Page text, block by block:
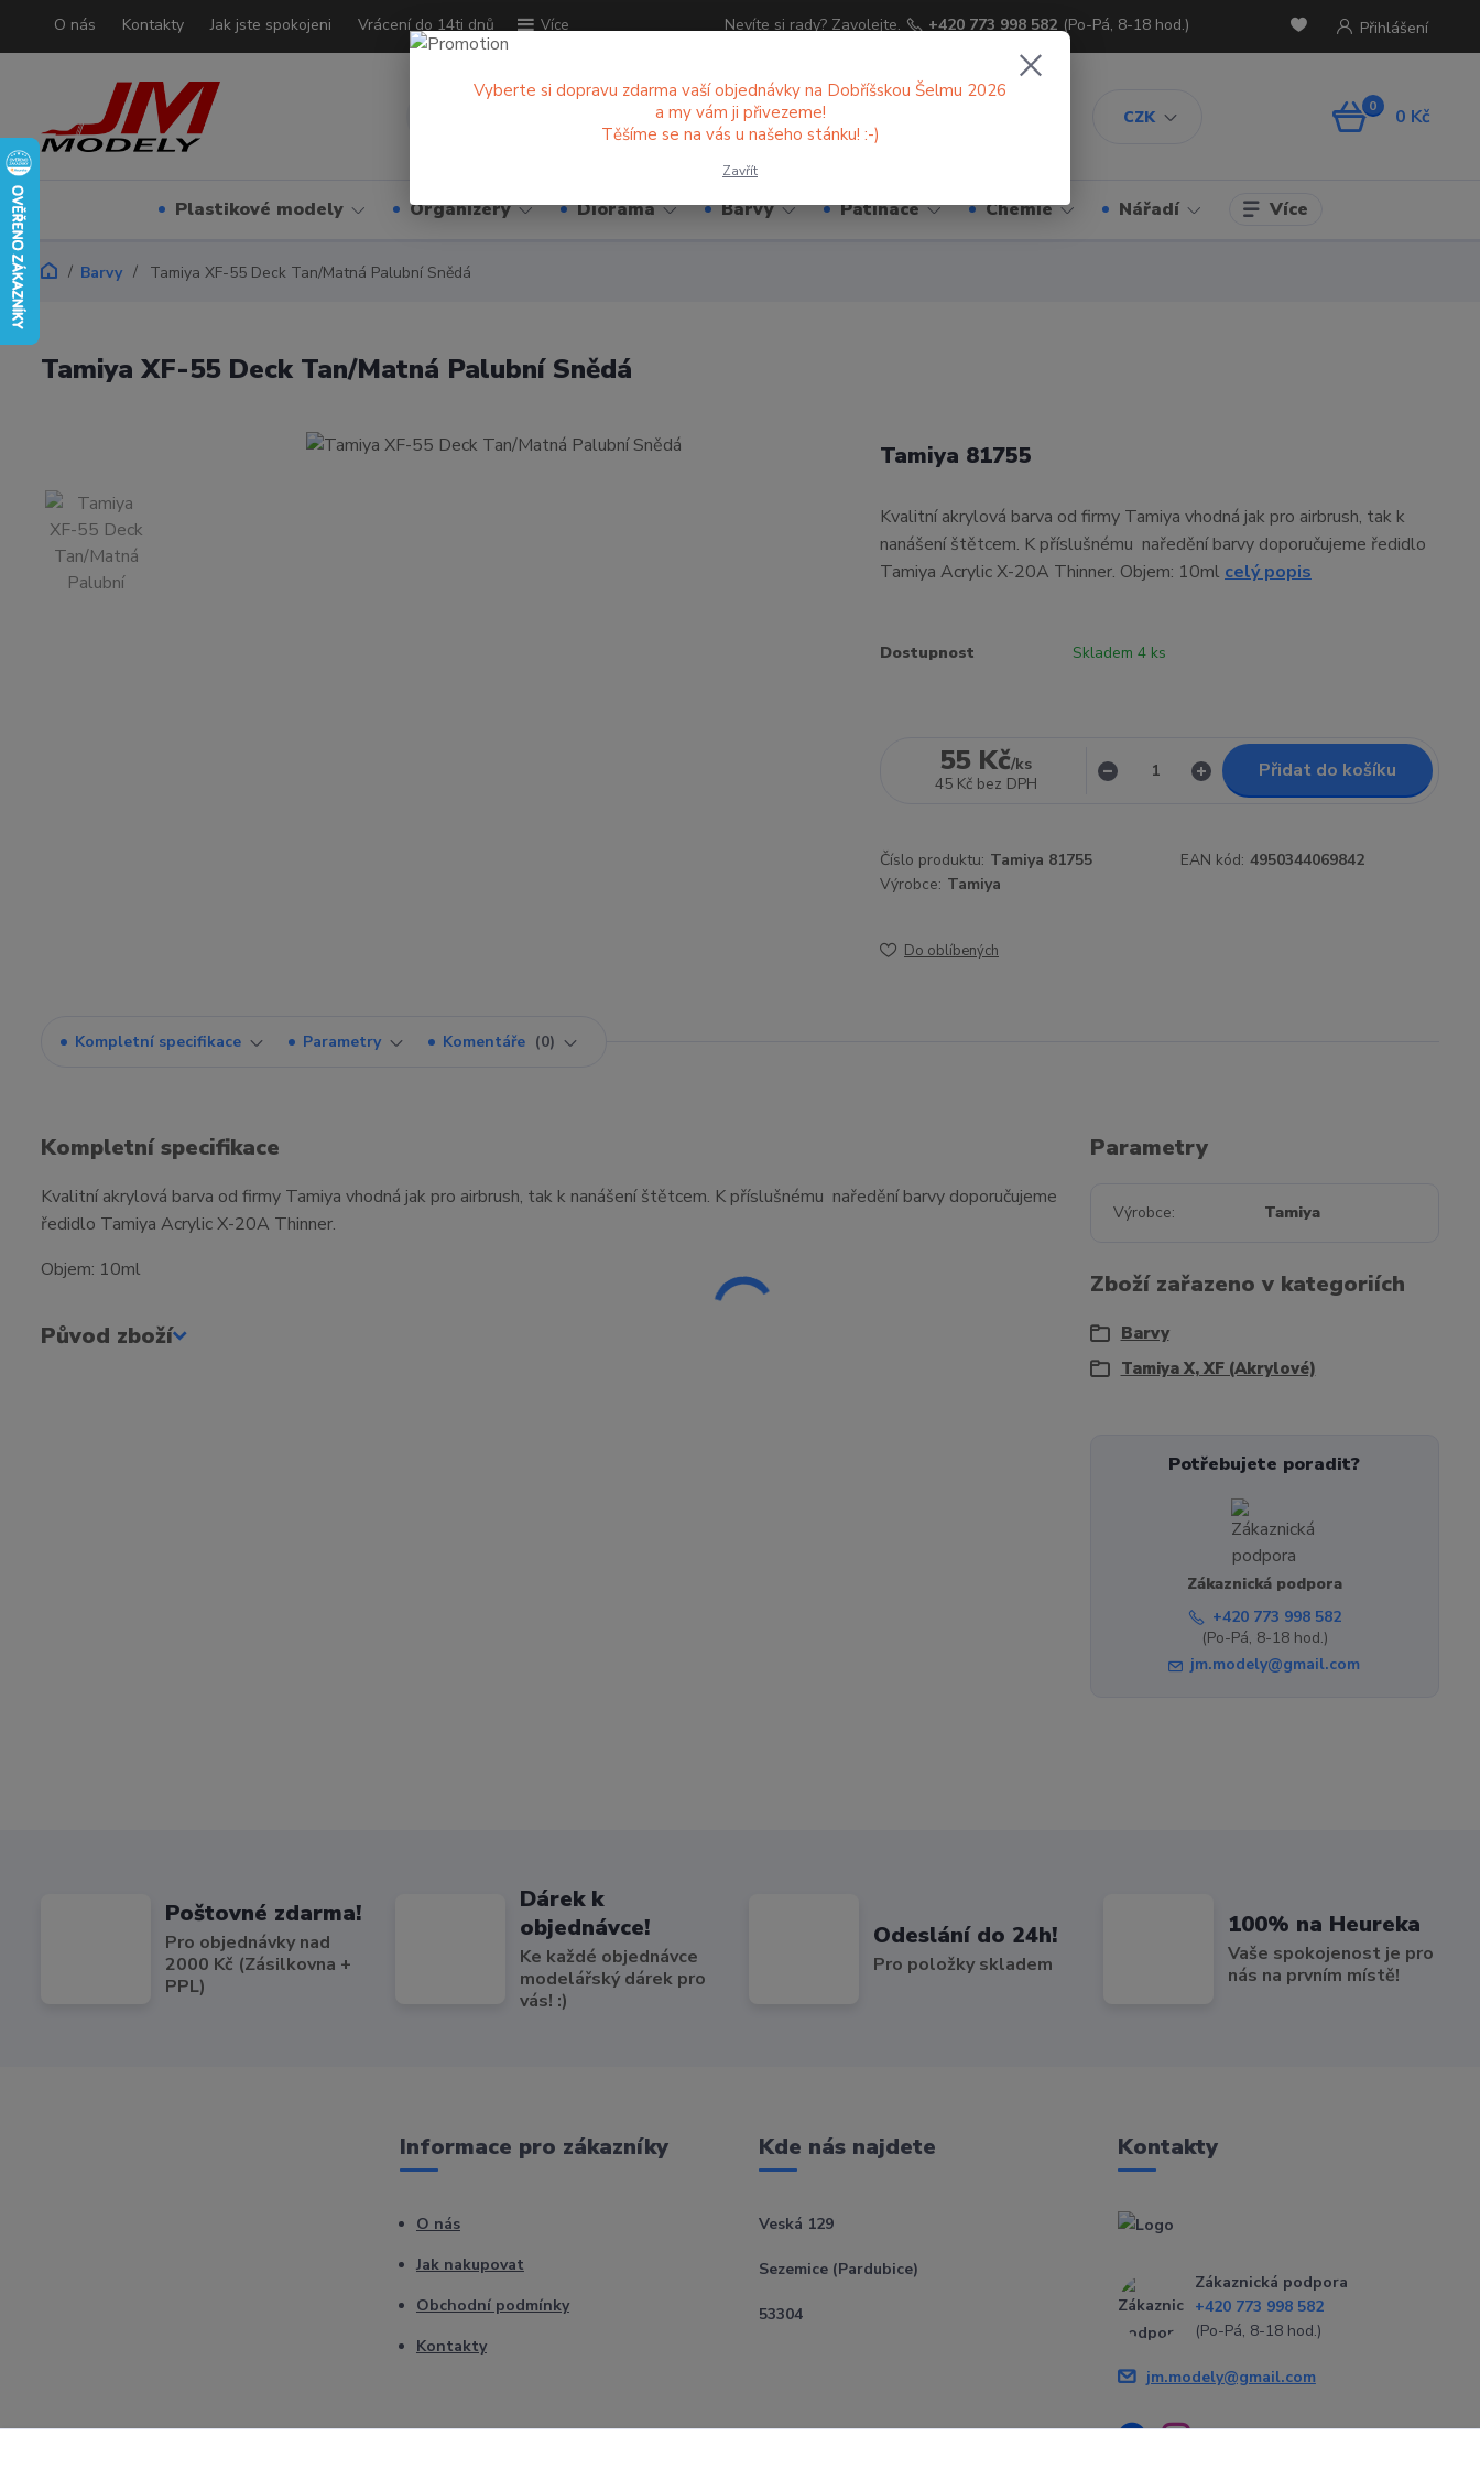
O nás Kontakty Jak jste spokojeni Vrácení do 14ti dnů Více
CZK
Přihlášení
Nevíte si rady? Zavolejte. +420 773 998 582 (Po-Pá, 8-18 hod.)
0 0 Kč
Plastikové modely Organizéry Diorama Barvy Patinace Chemie Nářadí Více
Barvy Tamiya XF-55 Deck Tan/Matná Palubní Snědá
Tamiya XF-55 Deck Tan/Matná Palubní Snědá
Tamiya 81755
Kvalitní akrylová barva od firmy Tamiya vhodná jak pro airbrush, tak k
nanášení štětcem. K příslušnému naředění barvy doporučujeme ředidlo
Tamiya Acrylic X-20A Thinner. Objem: 10ml celý popis
Dostupnost Skladem 4 ks
55 Kč/ks
45 Kč bez DPH
Přidat do košíku
Číslo produktu: Tamiya 81755 EAN kód: 4950344069842
Výrobce: Tamiya
Do oblíbených
Kompletní specifikace Parametry Komentáře 0
Kompletní specifikace
Kvalitní akrylová barva od firmy Tamiya vhodná jak pro airbrush, tak k nanášení štětcem. K příslušnému naředění barvy doporučujeme
ředidlo Tamiya Acrylic X-20A Thinner.
Objem: 10ml
Původ zboží
Parametry
Výrobce Tamiya
Zboží zařazeno v kategoriích
Barvy
Tamiya X, XF (Akrylové)
Potřebujete poradit?
Zákaznická podpora
+420 773 998 582
(Po-Pá, 8-18 hod.)
jm.modely@gmail.com
Poštovné zdarma!
Pro objednávky nad
2000 Kč (Zásilkovna +
PPL)
Dárek k
objednávce!
Ke každé objednávce
modelářský dárek pro
vás! :)
Odeslání do 24h!
Pro položky skladem
100% na Heureka
Vaše spokojenost je pro
nás na prvním místě!
Informace pro zákazníky
O nás
Jak nakupovat
Obchodní podmínky
Kontakty
Kde nás najdete
Veská 129
Sezemice (Pardubice)
53304
Kontakty
Zákaznická podpora
+420 773 998 582
(Po-Pá, 8-18 hod.)
jm.modely@gmail.com
Vyberte si dopravu zdarma vaší objednávky na Dobříšskou Šelmu 2026
a my vám ji přivezeme!
Těšíme se na vás u našeho stánku! :-)
Zavřít